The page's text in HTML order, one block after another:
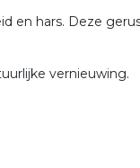
en hars. Deze
vernieuwing.